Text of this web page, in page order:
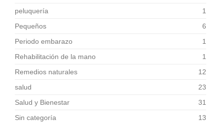
peluquería
1
Pequeños
6
Periodo embarazo
1
Rehabilitación de la mano
1
Remedios naturales
12
salud
23
Salud y Bienestar
31
Sin categoría
13